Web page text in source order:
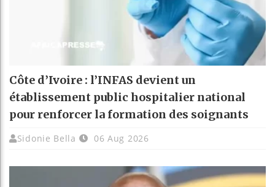
Côte d’Ivoire : l’INFAS devient un
établissement public hospitalier national
pour renforcer la formation des soignants
Sidonie Bella 06 Aug 2026